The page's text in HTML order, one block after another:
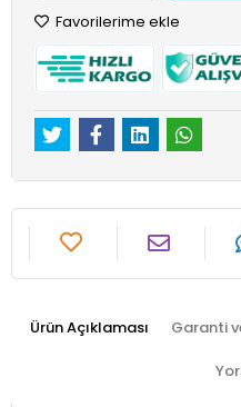
Favorilerime ekle
Ürün Açıklaması Garanti